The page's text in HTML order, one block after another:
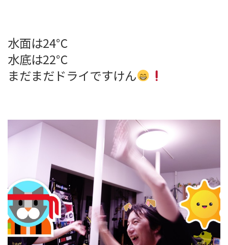
水面は24℃
水底は22℃
まだまだドライですけん